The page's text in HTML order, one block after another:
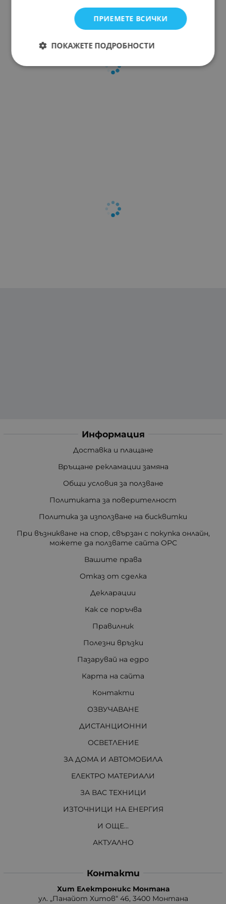
Информация
Доставка и плащане
Връщане рекламации замяна
Общи условия за ползване
Политиката за поверителност
Политика за използване на бисквитки
При възникване на спор, свързан с покупка онлайн,
можете да ползвате сайта ОРС
Вашите права
Отказ от сделка
Декларации
Как се поръчва
Правилник
Полезни връзки
Пазарувай на едро
Карта на сайта
Контакти
ОЗВУЧАВАНЕ
ДИСТАНЦИОННИ
ОСВЕТЛЕНИЕ
ЗА ДОМА И АВТОМОБИЛА
ЕЛЕКТРО МАТЕРИАЛИ
ЗА ВАС ТЕХНИЦИ
ИЗТОЧНИЦИ НА ЕНЕРГИЯ
И ОЩЕ...
АКТУАЛНО
Контакти
Хит Електроникс Монтана
ул. „Панайот Хитов“ 46, 3400 Монтана
ПРИЕМЕТЕ ВСИЧКИ
ПОКАЖЕТЕ ПОДРОБНОСТИ